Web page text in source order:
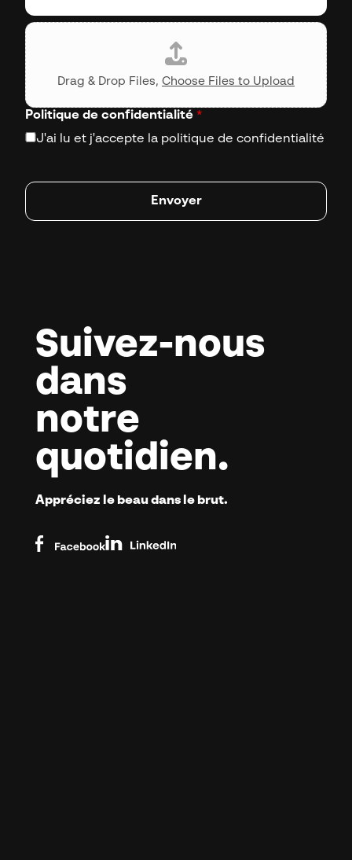
a
i
r
e
C
V
Drag & Drop Files, Choose Files to Upload
Politique de confidentialité *
J'ai lu et j'accepte la politique de confidentialité
Envoyer
Suivez-nous
dans
notre
quotidien.
Appréciez le beau dansle brut.